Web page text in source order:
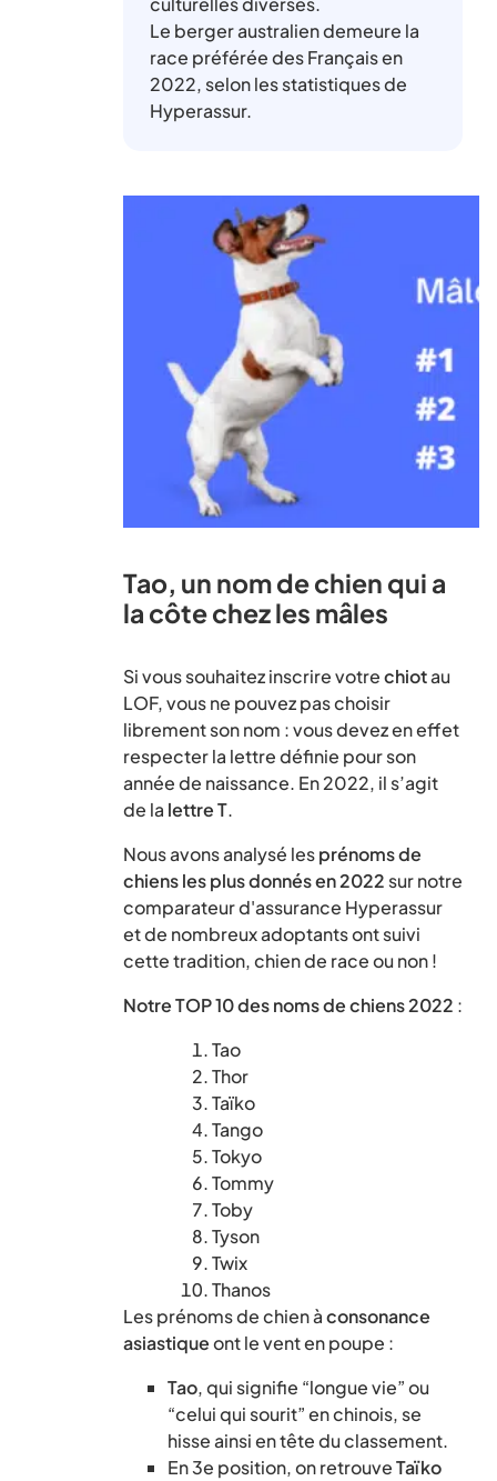
Le berger australien demeure la
race préférée des Français en
2022, selon les statistiques de
Hyperassur.
Tao, un nom de chien qui a
la côte chez les mâles
Si vous souhaitez inscrire votrechiotau
LOF, vous ne pouvez pas choisir
librement son nom : vous devez en effet
respecter la lettre définie pour son
année de naissance. En 2022, il s’agit
de la lettre T.
Nous avons analysé lesprénoms de
chiens les plus donnés en 2022 sur notre
comparateur d'assurance Hyperassur
et de nombreux adoptants ont suivi
cette tradition, chien de race ou non !
Notre TOP 10 des noms de chiens2022 :
Tao
Thor
Taïko
Tango
Tokyo
Tommy
Toby
Tyson
Twix
Thanos
Les prénoms de chien àconsonance
asiastiqueont le vent en poupe :
Tao, qui signifie “longue vie” ou
“celui qui sourit” en chinois, se
hisse ainsi en tête du classement.
En 3e position, on retrouveTaïko